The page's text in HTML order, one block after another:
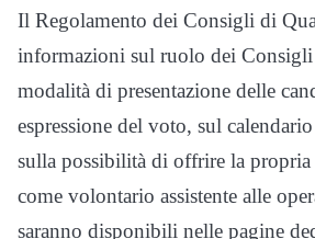
Il Regolamento dei Consigli di
informazioni sul ruolo dei Consigli
modalità di presentazione delle
espressione del voto, sul
sulla possibilità di offrire la propria
come volontario assistente alle
saranno disponibili nelle pagine